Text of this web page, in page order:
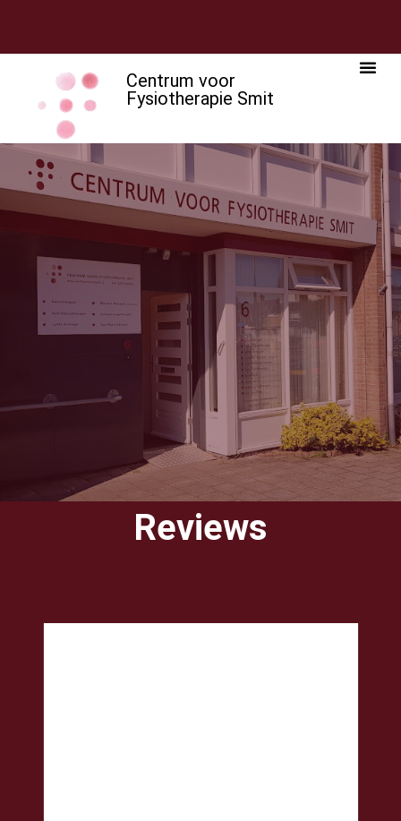
Centrum voor
Fysiotherapie Smit
Welkom bij
Reviews